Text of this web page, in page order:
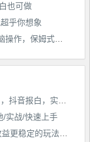
也可做
乎你想象
/实战/快速上手